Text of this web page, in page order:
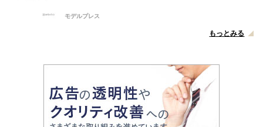
モデルプレス
もっとみる